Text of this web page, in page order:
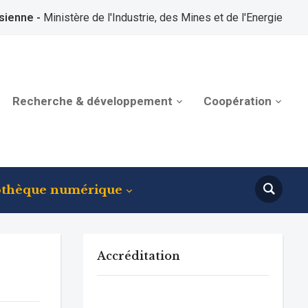
- Ministère de l'Industrie, des Mines et de l'Energie
Recherche & développement Coopération
numérique
Accréditation